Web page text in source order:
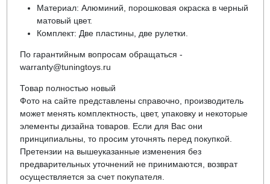
Материал: Алюминий, порошковая окраска в черный
матовый цвет.
Комплект: Две пластины, две рулетки.
По гарантийным вопросам обращаться -
warranty@tuningtoys.ru
Товар полностью новый
Фото на сайте представлены справочно, производитель
может менять комплектность, цвет, упаковку и некоторые
элементы дизайна товаров. Если для Вас они
принципиальны, то просим уточнять перед покупкой.
Претензии на вышеуказанные изменения без
предварительных уточнений не принимаются, возврат
осуществляется за счет покупателя.